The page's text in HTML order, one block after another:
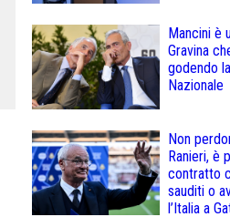
Mancini è
Gravina
godendo
Nazionale
Non
Ranieri, è
contratto
sauditi o
l’Italia a